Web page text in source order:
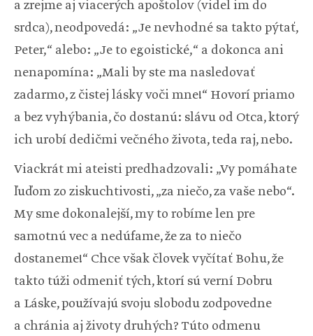
a zrejme aj viacerých apoštolov (videl im do
srdca), neodpovedá: „Je nevhodné sa takto pýtať,
Peter,“ alebo: „Je to egoistické,“ a dokonca ani
nenapomína: „Mali by ste ma nasledovať
zadarmo, z čistej lásky voči mne!“ Hovorí priamo
a bez vyhýbania, čo dostanú: slávu od Otca, ktorý
ich urobí dedičmi večného života, teda raj, nebo.
Viackrát mi ateisti predhadzovali: „Vy pomáhate
ľuďom zo ziskuchtivosti, „za niečo, za vaše nebo“.
My sme dokonalejší, my to robíme len pre
samotnú vec a nedúfame, že za to niečo
dostaneme!“ Chce však človek vyčítať Bohu, že
takto túži odmeniť tých, ktorí sú verní Dobru
a Láske, používajú svoju slobodu zodpovedne
a chránia aj životy druhých? Túto odmenu